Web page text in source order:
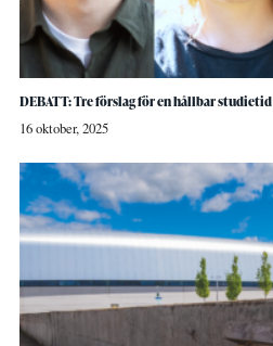
DEBATT: Tre förslag för en hållbar studietid
16 oktober, 2025